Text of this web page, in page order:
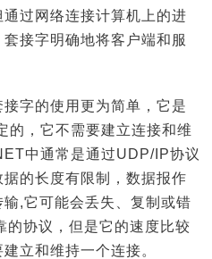
过网络连接计算机上的进
接字明确地将客户端和服
字的使用更为简单，它是
的，它不需要建立连接和维
中通常是通过UDP/IP协议
的长度有限制，数据报作
,它可能会丢失、复制或错
协议，但是它的速度比较
立和维持一个连接。